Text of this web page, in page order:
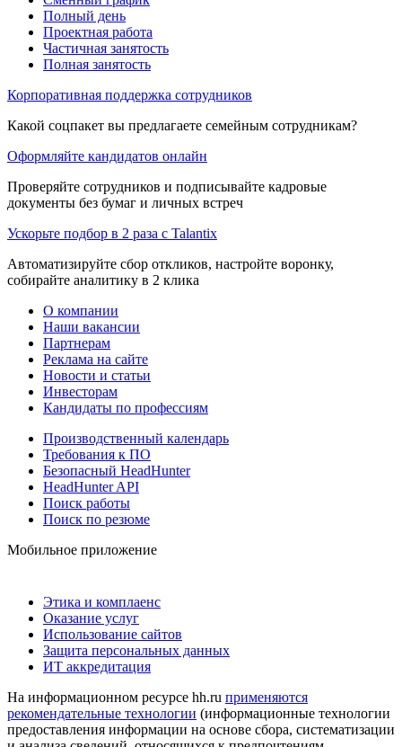
Полный день
Проектная работа
Частичная занятость
Полная занятость
Корпоративная поддержка сотрудников
Какой соцпакет вы предлагаете семейным сотрудникам?
Оформляйте кандидатов онлайн
Проверяйте сотрудников и подписывайте кадровые
документы без бумаг и личных встреч
Ускорьте подбор в 2 раза с Talantix
Автоматизируйте сбор откликов, настройте воронку,
собирайте аналитику в 2 клика
О компании
Наши вакансии
Партнерам
Реклама на сайте
Новости и статьи
Инвесторам
Кандидаты по профессиям
Производственный календарь
Требования к ПО
Безопасный HeadHunter
HeadHunter API
Поиск работы
Поиск по резюме
Мобильное приложение
Этика и комплаенс
Оказание услуг
Использование сайтов
Защита персональных данных
ИТ аккредитация
На информационном ресурсе hh.ru применяются
рекомендательные технологии (информационные технологии
предоставления информации на основе сбора, систематизации